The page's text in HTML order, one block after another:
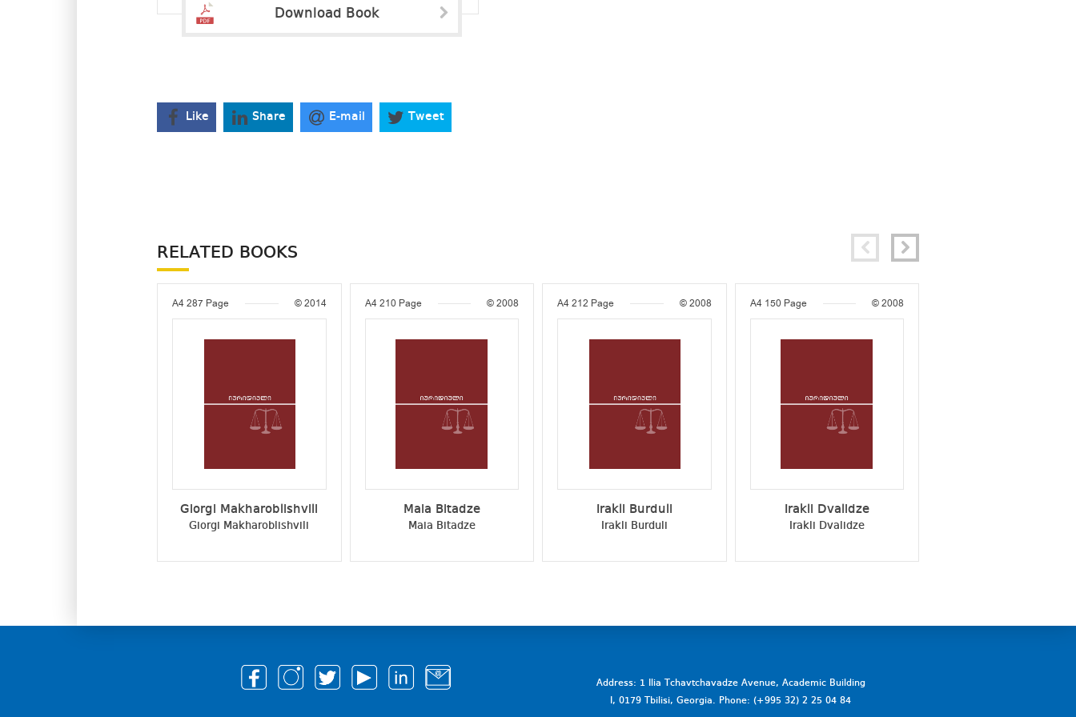
Download Book
Like Share E-mail Tweet
RELATED BOOKS
A4 287 Page © 2014
Giorgi Makharoblishvili
Giorgi Makharoblishvili
A4 210 Page © 2008
Maia Bitadze
Maia Bitadze
A4 212 Page © 2008
Irakli Burduli
Irakli Burduli
A4 150 Page © 2008
Irakli Dvalidze
Irakli Dvalidze
Address: 1 Ilia Tchavtchavadze Avenue, Academic Building
I, 0179 Tbilisi, Georgia. Phone: (+995 32) 2 25 04 84